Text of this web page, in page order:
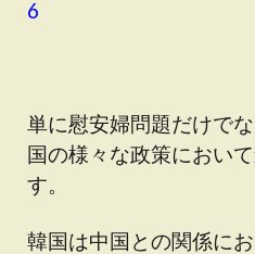
6
単に慰安婦問題だけで
国の様々な政策におい
す。
韓国は中国との関係に